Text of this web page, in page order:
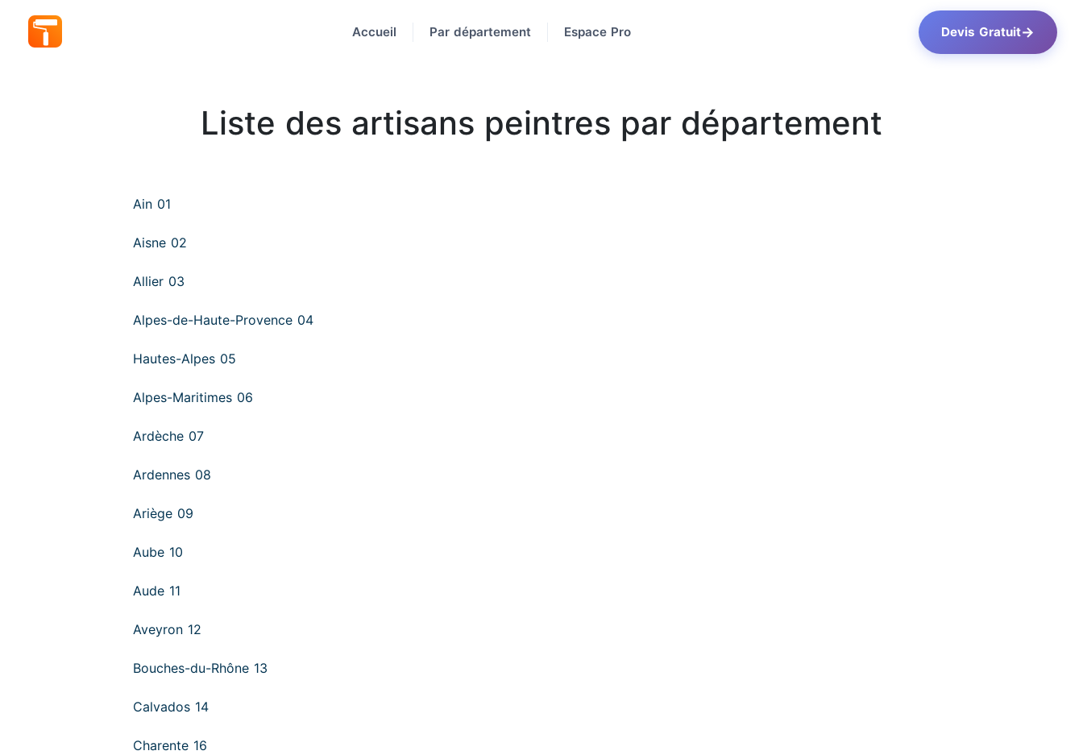
Accueil Par département Espace Pro Devis Gratuit→
Liste des artisans peintres par département
Ain 01
Aisne 02
Allier 03
Alpes-de-Haute-Provence 04
Hautes-Alpes 05
Alpes-Maritimes 06
Ardèche 07
Ardennes 08
Ariège 09
Aube 10
Aude 11
Aveyron 12
Bouches-du-Rhône 13
Calvados 14
Charente 16